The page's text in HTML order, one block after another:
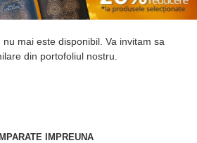
mai este disponibil. Va invitam sa
din portofoliul nostru.
IMPREUNA